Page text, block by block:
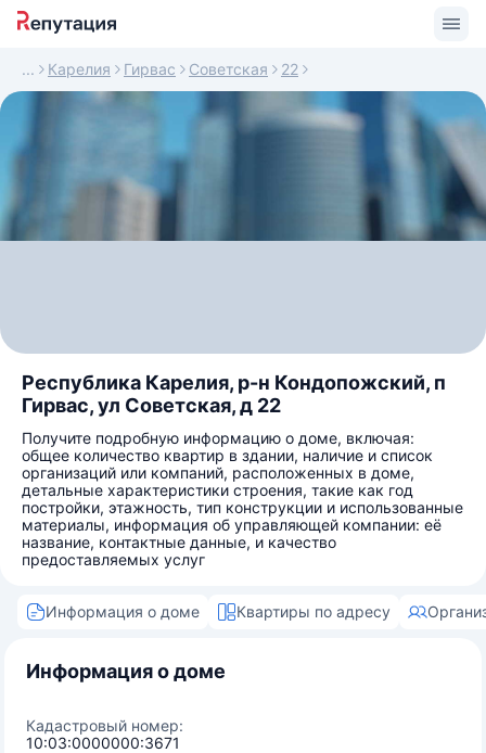
Карелия Гирвас Советская 22
Республика Карелия, р-н Кондопожский, п
Гирвас, ул Советская, д 22
Получите подробную информацию о доме, включая:
общее количество квартир в здании, наличие и список
организаций или компаний, расположенных в доме,
детальные характеристики строения, такие как год
постройки, этажность, тип конструкции и использованные
материалы, информация об управляющей компании: её
название, контактные данные, и качество
предоставляемых услуг
Информация о доме Квартиры по адресу
Информация о доме
Кадастровый номер:
10:03:0000000:3671